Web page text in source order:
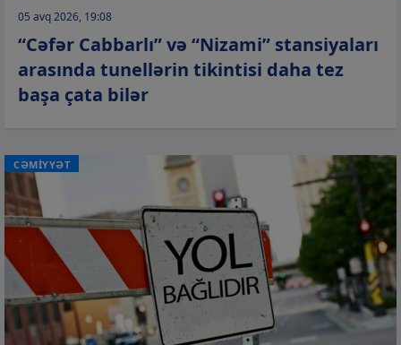
05 avq 2026, 19:08
“Cəfər Cabbarlı” və “Nizami” stansiyaları
arasında tunellərin tikintisi daha tez
başa çata bilər
CƏMİYYƏT